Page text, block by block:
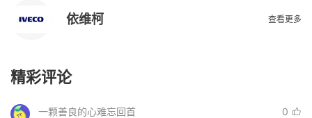
依维柯 查看更多
精彩评论
一颗善良的心难忘回首 0